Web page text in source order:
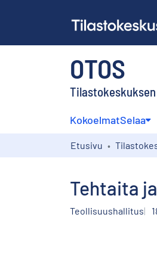
OTOS
KokoelmatSelaa
Etusivu
Tehtaita
Teollisuushallitus